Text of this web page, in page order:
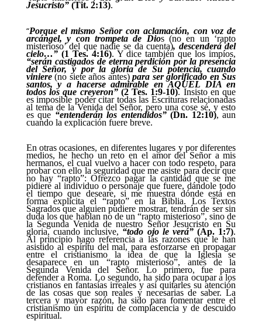
Jesucristo” (Tit. 2:13).
“Porque el mismo Señor con aclamación, con voz de
arcángel, y con trompeta de Dios (no en un ‘rapto
misterioso’ del que nadie se da cuenta), descenderá del
cielo…” (1 Tes. 4:16). Y dice también que los impíos,
“serán castigados de eterna perdición por la presencia
del Señor, y por la gloria de Su potencia, cuando
viniere(no siete años antes)para ser glorificado en Sus
santos, y a hacerse admirable en AQUEL DÍA en
todos los que creyeron” (2 Tes. 1:9-10). Insisto en que
es imposible poder citar todas las Escrituras relacionadas
al tema de la Venida del Señor, pero una cose sé, y esto
es que “entenderán los entendidos”(Dn. 12:10), aun
cuando la explicación fuere breve.
En otras ocasiones, en diferentes lugares y por diferentes
medios, he hecho un reto en el amor del Señor a mis
hermanos, el cual vuelvo a hacer con todo respeto, para
probar con ello la seguridad que me asiste para decir que
no hay “rapto”: Ofrezco pagar la cantidad que se me
pidiere al individuo o personaje que fuere, dándole todo
el tiempo que deseare, si me muestra dónde está en
forma explícita el “rapto” en la Biblia. Los Textos
Sagrados que alguien pudiere mostrar, tendrán de ser sin
duda los que hablan no de un “rapto misterioso”, sino de
la Segunda Venida de nuestro Señor Jesucristo en Su
gloria, cuando inclusive, “todo ojo le verá”(Ap. 1:7).
Al principio hago referencia a las razones que le han
asistido al espíritu del mal, para esforzarse en propagar
entre el cristianismo la idea de que la Iglesia se
desaparece en un “rapto misterioso”, antes de la
Segunda Venida del Señor. Lo primero, fue para
defender a Roma. Lo segundo, ha sido para ocupar a los
cristianos en fantasías irreales y así quitarles su atención
de las cosas que son reales y necesarias de saber. La
tercera y mayor razón, ha sido para fomentar entre el
cristianismo un espíritu de complacencia y de descuido
espiritual.